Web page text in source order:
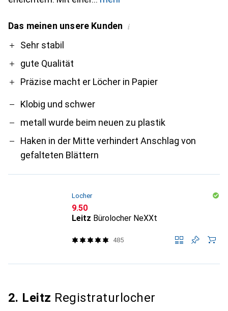
Das meinen unsere Kunden i
ProSehr stabil
gute Qualität
Präzise macht er Löcher in Papier
Contra
Klobig und schwer
metall wurde beim neuen zu plastik
Haken in der Mitte verhindert Anschlag von
gefalteten Blättern
Locher
CHF
9.50
Leitz Bürolocher NeXXt
485
2. Leitz Registraturlocher